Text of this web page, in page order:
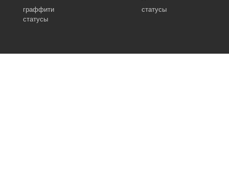
граффити
статусы
статусы